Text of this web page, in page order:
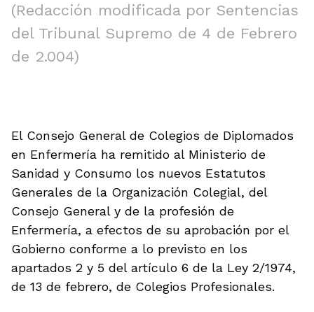
(Redacción modificada por Sentencias
del Tribunal Supremo de 4 de Febrero
de 2.004)
El Consejo General de Colegios de Diplomados
en Enfermería ha remitido al Ministerio de
Sanidad y Consumo los nuevos Estatutos
Generales de la Organización Colegial, del
Consejo General y de la profesión de
Enfermería, a efectos de su aprobación por el
Gobierno conforme a lo previsto en los
apartados 2 y 5 del artículo 6 de la Ley 2/1974,
de 13 de febrero, de Colegios Profesionales.